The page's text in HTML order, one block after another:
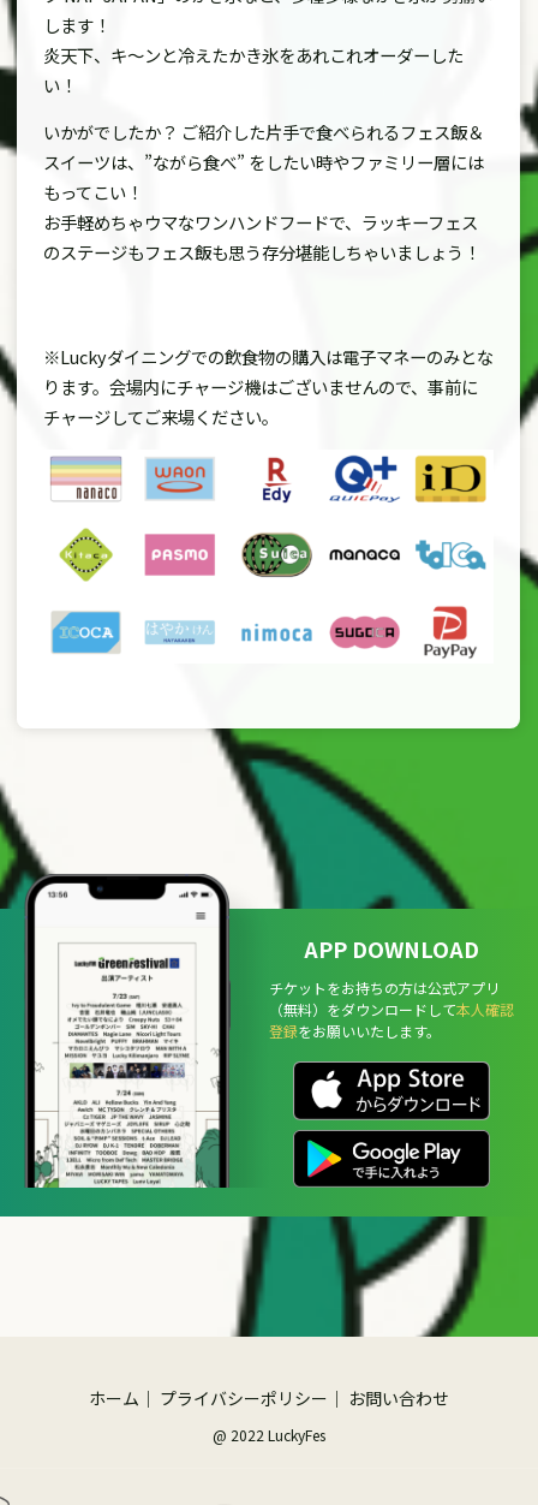
します！
炎天下、キ～ンと冷えたかき氷をあれこれオーダーした
い！
いかがでしたか？ ご紹介した片手で食べられるフェス飯＆
スイーツは、”ながら食べ” をしたい時やファミリー層には
もってこい！
お手軽めちゃウマなワンハンドフードで、ラッキーフェス
のステージもフェス飯も思う存分堪能しちゃいましょう！
※Luckyダイニングでの飲食物の購入は電子マネーのみとな
ります。会場内にチャージ機はございませんので、事前に
チャージしてご来場ください。
APP DOWNLOAD
チケットをお持ちの方は公式アプリ
（無料）をダウンロードして本人確認
登録をお願いいたします。
ホーム ｜ プライバシーポリシー ｜ お問い合わせ
@ 2022 LuckyFes